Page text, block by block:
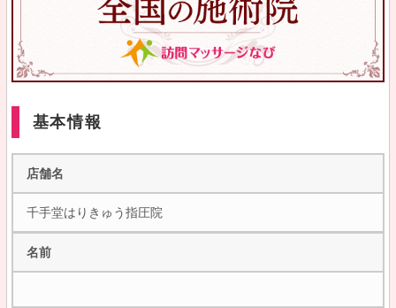
基本情報
店舗名
千手堂はりきゅう指圧院
名前